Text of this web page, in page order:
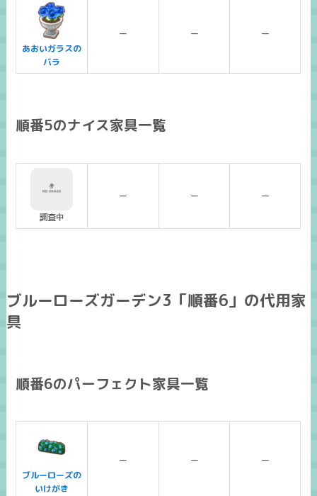
あおいガラスの
バラ
ー ー ー
順番5のナイス家具一覧
調査中
ー ー ー
ブルーローズガーデン3「順番6」の代用家
具
順番6のパーフェクト家具一覧
ブルーローズの
いけがき
ー ー ー